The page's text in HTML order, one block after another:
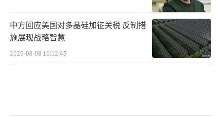
中方回应美国对多晶硅加征关税 反制措
施展现战略智慧
2026-08-08 10:12:45